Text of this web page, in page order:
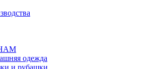
одежда
и рубашки